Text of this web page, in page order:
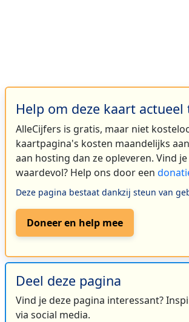
Help om deze kaart actueel
AlleCijfers is gratis, maar niet
kaartpagina's kosten maandelijks
aan hosting dan ze opleveren. Vind
waardevol? Help ons door een
Deze pagina bestaat dankzij steun van
Doneer en help mee
Deel deze pagina
Vind je deze pagina interessant?
via social media.